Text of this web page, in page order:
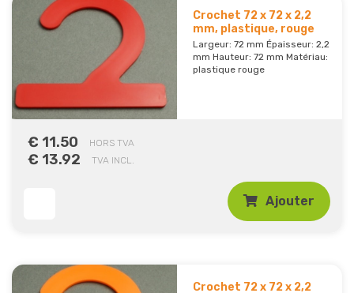
Crochet 72 x 72 x 2,2
mm, plastique, rouge
Largeur: 72 mm Épaisseur: 2,2
mm Hauteur: 72 mm Matériau:
plastique rouge
€ 11.50 HORS TVA
€ 13.92 TVA INCL.
Ajouter
Crochet 72 x 72 x 2,2